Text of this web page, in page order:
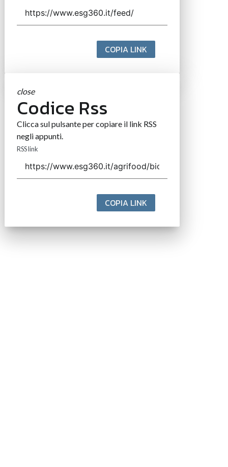
COPIA LINK
close
Codice Rss
Clicca sul pulsante per copiare il link RSS
negli appunti.
RSS link
COPIA LINK